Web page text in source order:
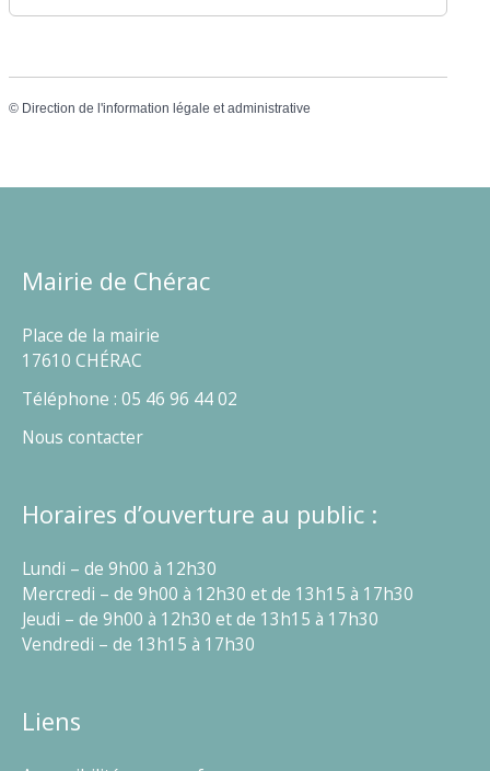
© Direction de l'information légale et administrative
Mairie de Chérac
Place de la mairie
17610 CHÉRAC
Téléphone : 05 46 96 44 02
Nous contacter
Horaires d’ouverture au public :
Lundi – de 9h00 à 12h30
Mercredi – de 9h00 à 12h30 et de 13h15 à 17h30
Jeudi – de 9h00 à 12h30 et de 13h15 à 17h30
Vendredi – de 13h15 à 17h30
Liens